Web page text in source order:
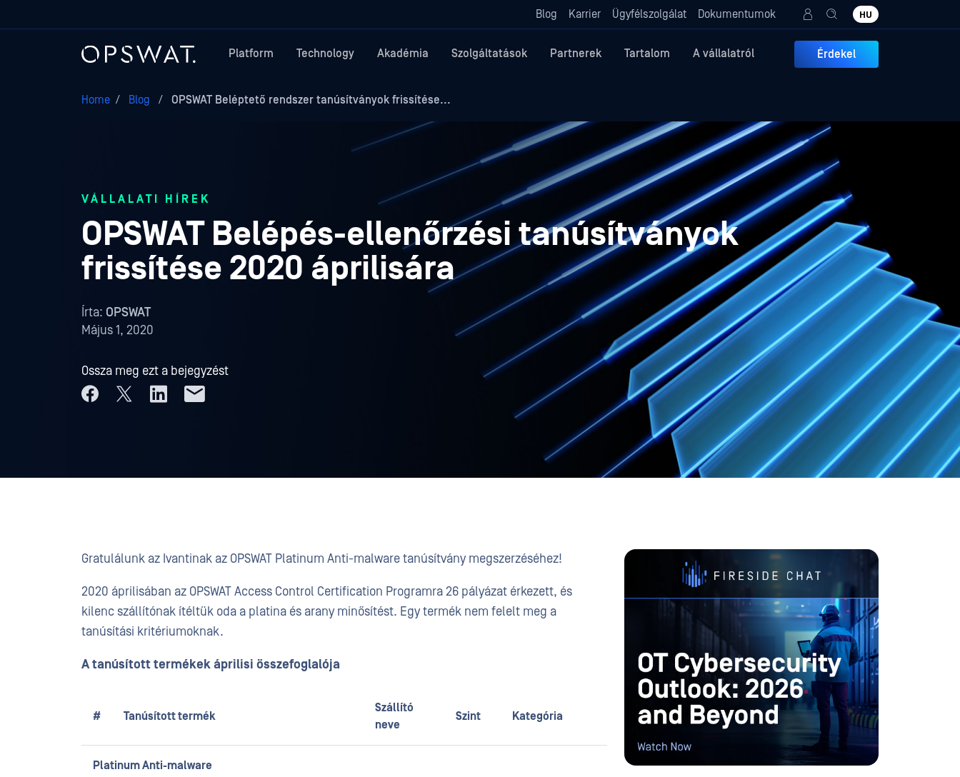
Blog Karrier Ügyfélszolgálat Dokumentumok HU
Platform Technology Akadémia Szolgáltatások Partnerek Tartalom A vállalatról Érdekel
Home / Blog / OPSWAT Beléptető rendszer tanúsítványok frissítése...
VÁLLALATI HÍREK
OPSWAT Belépés-ellenőrzési tanúsítványok
frissítése 2020 áprilisára
Írta: OPSWAT
Május 1, 2020
Ossza meg ezt a bejegyzést
Gratulálunk az Ivantinak az OPSWAT Platinum Anti-malware tanúsítvány megszerzéséhez!
2020 áprilisában az OPSWAT Access Control Certification Programra 26 pályázat érkezett, és
kilenc szállítónak ítéltük oda a platina és arany minősítést. Egy termék nem felelt meg a
tanúsítási kritériumoknak.
A tanúsított termékek áprilisi összefoglalója
# Tanúsított termék
Szállító
neve
Szint Kategória
Platinum Anti-malware